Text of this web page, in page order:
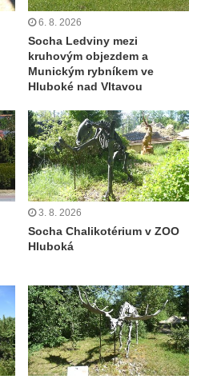
v
v zámeckém
v
v zámeckém
zámku v
nádvoří zámku v
zámku v
6. 8. 2026
Socha Ledviny mezi
kruhovým objezdem a
Munickým rybníkem ve
Hluboké nad Vltavou
3. 8. 2026
Socha Chalikotérium v ZOO
Hluboká